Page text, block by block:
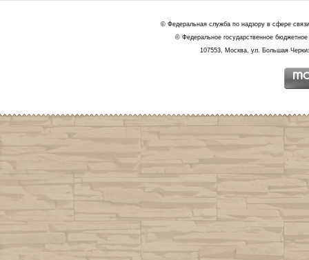
© Федеральная служба по надзору в сфере
© Федеральное государственное
107553, Москва, ул. Большая